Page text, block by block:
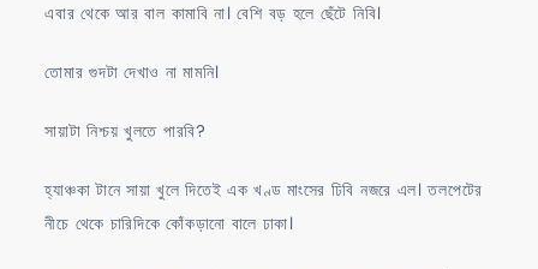
এবার থেকে আর বাল কামাবি না। বেশি বড় হলে ছেঁটে নিবি।
তোমার গুদটা দেখাও না মামনি।
সায়াটা নিশ্চয় খুলতে পারবি?
হ্যাঞ্চকা টানে সায়া খুলে দিতেই এক খণ্ড মাংসের ঢিবি নজরে এল। তলপেটের
নীচে থেকে চারিদিকে কোঁকড়ানো বালে ঢাকা।